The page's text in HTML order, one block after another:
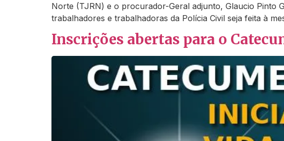
Norte (TJRN) e o procurador-Geral adjunto, Glaucio Pinto
trabalhadores e trabalhadoras da Polícia Civil seja feita à
Inscrições abertas para o